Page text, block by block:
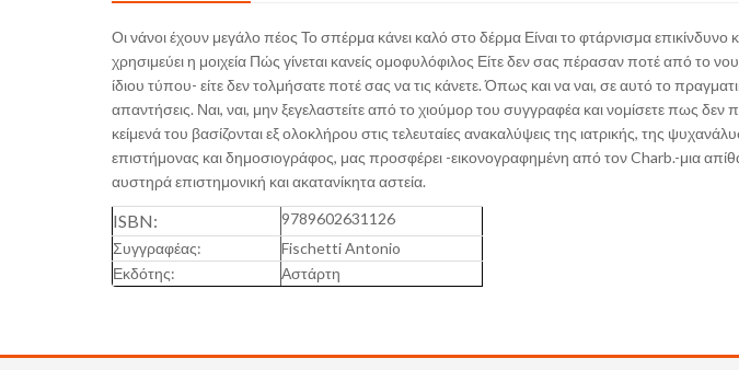
Οι νάνοι έχουν μεγάλο πέος Το σπέρμα κάνει καλό στο δέρμα Είναι το φτάρνισμα επικίνδυνο
χρησιμεύει η μοιχεία Πώς γίνεται κανείς ομοφυλόφιλος Είτε δεν σας πέρασαν ποτέ από το
ίδιου τύπου- είτε δεν τολμήσατε ποτέ σας να τις κάνετε. Όπως και να ναι, σε αυτό το
απαντήσεις. Ναι, ναι, μην ξεγελαστείτε από το χιούμορ του συγγραφέα και νομίσετε πως δεν
κείμενά του βασίζονται εξ ολοκλήρου στις τελευταίες ανακαλύψεις της ιατρικής, της
επιστήμονας και δημοσιογράφος, μας προσφέρει -εικονογραφημένη από τον Charb.-μια
αυστηρά επιστημονική και ακατανίκητα αστεία.
ISBN:
9789602631126
Συγγραφέας:
Fischetti Antonio
Εκδότης:
Αστάρτη